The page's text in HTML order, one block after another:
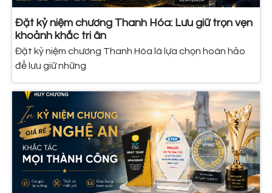
Đặt kỷ niệm chương Thanh Hóa: Lưu giữ trọn vẹn
khoảnh khắc tri ân
Đặt kỷ niệm chương Thanh Hóa là lựa chọn hoàn hảo
để lưu giữ những